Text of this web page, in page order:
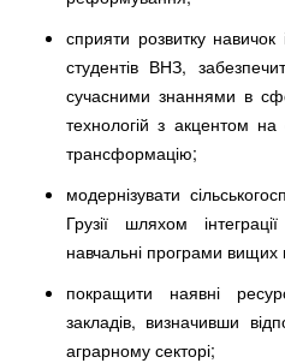
сприяти розвитку навичок
студентів ВНЗ,
сучасними знаннями в
технологій з акцентом
трансформацію;
модернізувати
Грузії шляхом
навчальні програми вищих
покращити наявні
закладів, визначивши
аграрному секторі;